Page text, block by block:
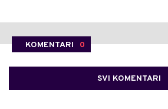
KOMENTARI 0
SVI KOMENTARI